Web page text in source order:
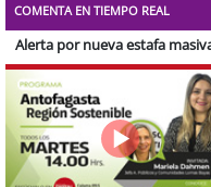
COMENTA EN TIEMPO REAL
Alerta por nueva estafa